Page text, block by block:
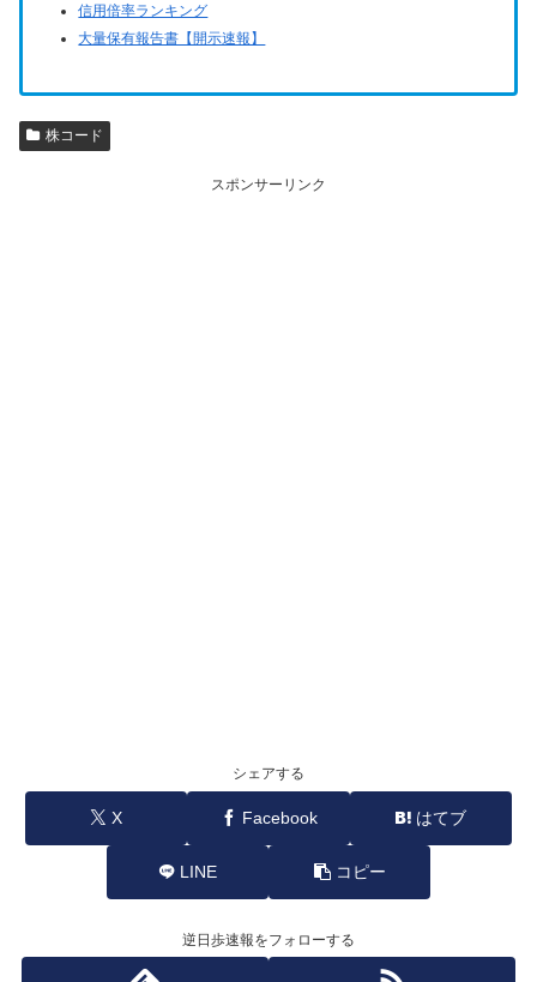
信用倍率ランキング
大量保有報告書【開示速報】
株コード
スポンサーリンク
シェアする
X Facebook はてブ
LINE コピー
逆日歩速報をフォローする